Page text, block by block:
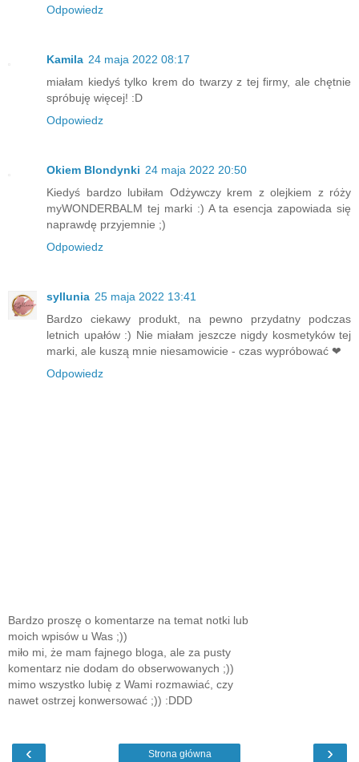
Odpowiedz
Kamila 24 maja 2022 08:17
miałam kiedyś tylko krem do twarzy z tej firmy, ale chętnie
spróbuję więcej! :D
Odpowiedz
Okiem Blondynki 24 maja 2022 20:50
Kiedyś bardzo lubiłam Odżywczy krem z olejkiem z róży
myWONDERBALM tej marki :) A ta esencja zapowiada się
naprawdę przyjemnie ;)
Odpowiedz
syllunia 25 maja 2022 13:41
Bardzo ciekawy produkt, na pewno przydatny podczas
letnich upałów :) Nie miałam jeszcze nigdy kosmetyków tej
marki, ale kuszą mnie niesamowicie - czas wypróbować ❤
Odpowiedz
Bardzo proszę o komentarze na temat notki lub
moich wpisów u Was ;))
miło mi, że mam fajnego bloga, ale za pusty
komentarz nie dodam do obserwowanych ;))
mimo wszystko lubię z Wami rozmawiać, czy
nawet ostrzej konwersować ;)) :DDD
‹ ›
Strona główna